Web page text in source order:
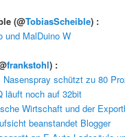
(@TobiasScheible) :
und MalDuino W
frankstohl) :
Nasenspray schützt zu 80
läuft noch auf 32bit
Wirtschaft und der
beanstandet Blogger